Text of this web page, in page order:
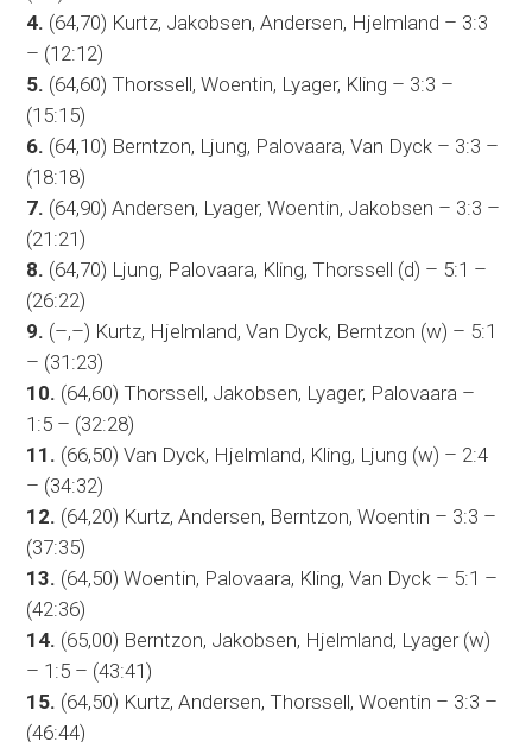
4. (64,70) Kurtz, Jakobsen, Andersen, Hjelmland – 3:3
– (12:12)
5. (64,60) Thorssell, Woentin, Lyager, Kling – 3:3 –
(15:15)
6. (64,10) Berntzon, Ljung, Palovaara, Van Dyck – 3:3 –
(18:18)
7. (64,90) Andersen, Lyager, Woentin, Jakobsen – 3:3 –
(21:21)
8. (64,70) Ljung, Palovaara, Kling, Thorssell (d) – 5:1 –
(26:22)
9. (–,–) Kurtz, Hjelmland, Van Dyck, Berntzon (w) – 5:1
– (31:23)
10. (64,60) Thorssell, Jakobsen, Lyager, Palovaara –
1:5 – (32:28)
11. (66,50) Van Dyck, Hjelmland, Kling, Ljung (w) – 2:4
– (34:32)
12. (64,20) Kurtz, Andersen, Berntzon, Woentin – 3:3 –
(37:35)
13. (64,50) Woentin, Palovaara, Kling, Van Dyck – 5:1 –
(42:36)
14. (65,00) Berntzon, Jakobsen, Hjelmland, Lyager (w)
– 1:5 – (43:41)
15. (64,50) Kurtz, Andersen, Thorssell, Woentin – 3:3 –
(46:44)